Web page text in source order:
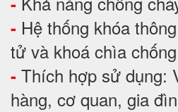
- Hệ thống khóa
tử và khoá chìa
- Thích hợp sử dụng:
hàng, cơ quan, gia